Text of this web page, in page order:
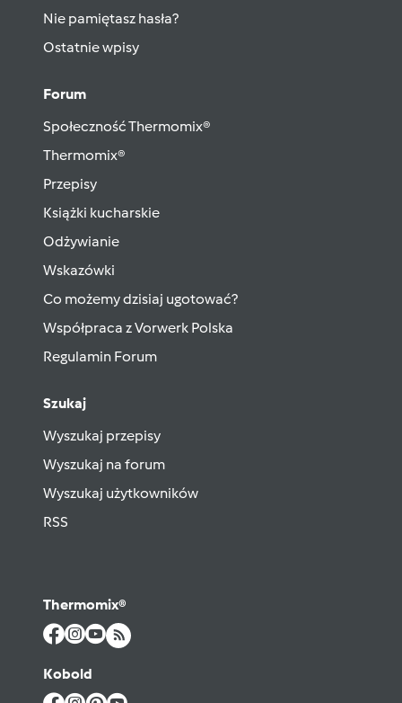
Nie pamiętasz hasła?
Ostatnie wpisy
Forum
Społeczność Thermomix®
Thermomix®
Przepisy
Książki kucharskie
Odżywianie
Wskazówki
Co możemy dzisiaj ugotować?
Współpraca z Vorwerk Polska
Regulamin Forum
Szukaj
Wyszukaj przepisy
Wyszukaj na forum
Wyszukaj użytkowników
RSS
Thermomix®
Kobold